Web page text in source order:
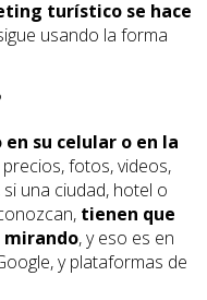
turístico se hace
usando la forma
en su celular o en la
fotos, videos,
una ciudad, hotel o
tienen que
mirando, y eso es en
y plataformas de